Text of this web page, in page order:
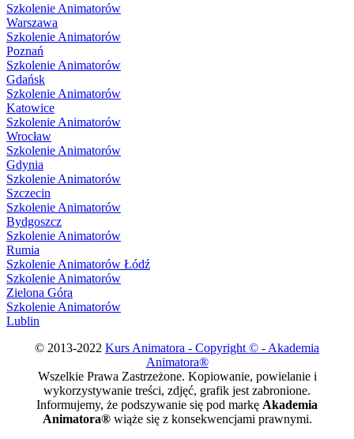
Szkolenie Animatorów
Warszawa
Szkolenie Animatorów
Poznań
Szkolenie Animatorów
Gdańsk
Szkolenie Animatorów
Katowice
Szkolenie Animatorów
Wrocław
Szkolenie Animatorów
Gdynia
Szkolenie Animatorów
Szczecin
Szkolenie Animatorów
Bydgoszcz
Szkolenie Animatorów
Rumia
Szkolenie Animatorów Łódź
Szkolenie Animatorów
Zielona Góra
Szkolenie Animatorów
Lublin
© 2013-2022 Kurs Animatora - Copyright © - Akademia
Animatora®
Wszelkie Prawa Zastrzeżone. Kopiowanie, powielanie i
wykorzystywanie treści, zdjęć, grafik jest zabronione.
Informujemy, że podszywanie się pod markę Akademia
Animatora®wiąże się z konsekwencjami prawnymi.